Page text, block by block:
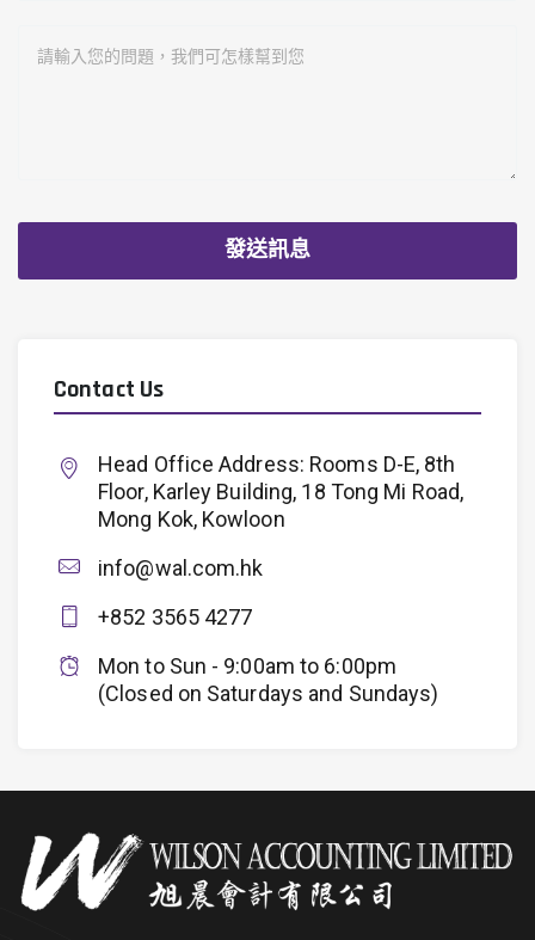
Contact Us
Head Office Address: Rooms D-E, 8th
Floor, Karley Building, 18 Tong Mi Road,
Mong Kok, Kowloon
info@wal.com.hk
+852 3565 4277
Mon to Sun - 9:00am to 6:00pm
(Closed on Saturdays and Sundays)